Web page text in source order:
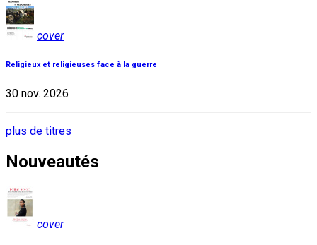
cover
Religieux et religieuses face à la guerre
30 nov. 2026
plus de titres
Nouveautés
cover